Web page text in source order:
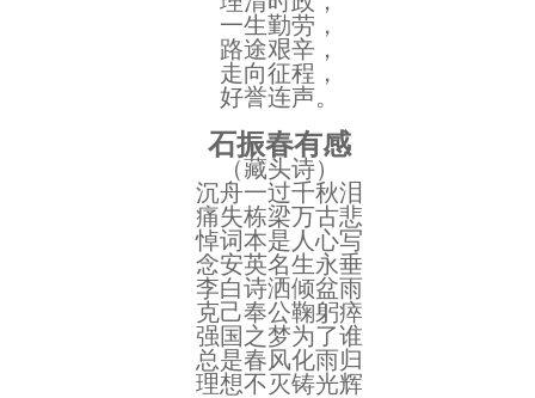
一生勤劳，
路途艰辛，
走向征程，
好誉连声。
石振春有感
（藏头诗）
沉舟一过千秋泪
痛失栋梁万古悲
悼词本是人心写
念安英名生永垂
李白诗洒倾盆雨
克己奉公鞠躬瘁
强国之梦为了谁
总是春风化雨归
理想不灭铸光辉